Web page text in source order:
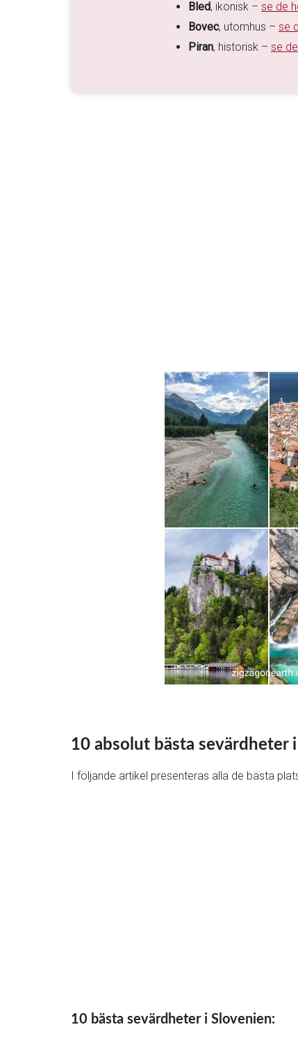
Bled, ikonisk – se de
Bovec, utomhus – se
Piran, historisk – se
10 absolut bästa sevärdheter
I följande artikel presenteras alla de bästa
10 bästa sevärdheter i Slovenien: